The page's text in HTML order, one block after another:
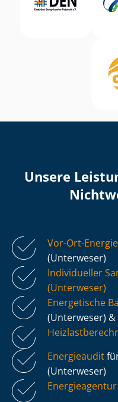
Unsere
Vor-Ort-
(Unterweser)
Individueller
(Unterweser)
Energetische
(Unterweser)
Energieaudit
(Unterweser)